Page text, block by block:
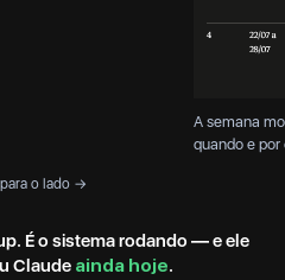
A semana
quando e
o lado →
É o sistema rodando — e ele
Claude ainda hoje.